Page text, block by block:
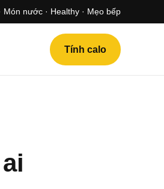
Món nước · Healthy · Mẹo bếp
Tính calo